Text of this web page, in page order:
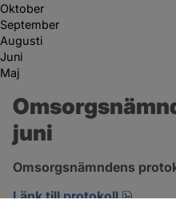
Oktober
September
Augusti
Juni
Maj
juni
Omsorgsnämndens
Länk till protokoll
pdf,